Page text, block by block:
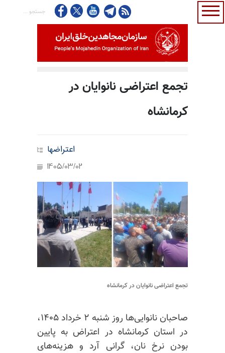
تجمع اعتراضی نانوایان در
کرمانشاه
اعتراضها
1405/03/02
تجمع اعتراضی نانوایان در کرمانشاه
صاحبان نانوایی‌ها
روز شنبه ۲ خرداد ۱۴۰۵،
در استان کرمانشاه در اعتراض به پایین
بودن نرخ نان، گرانی آرد و هزینه‌های